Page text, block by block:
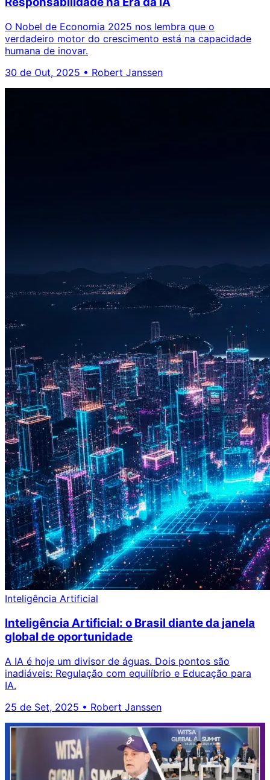
O Nobel de Economia 2025 nos lembra que o
verdadeiro motor do crescimento está na capacidade
humana de inovar.
30 de Out, 2025 • Robert Janssen
Inteligência Artificial
Inteligência Artificial: o Brasil diante da janela
global de oportunidade
A IA é hoje um divisor de águas. Dois pontos são
inadiáveis: Regulação com equilíbrio e Educação para
IA.
25 de Set, 2025 • Robert Janssen